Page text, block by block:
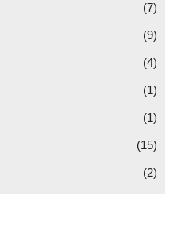
(7)
(9)
(4)
(1)
(1)
(15)
(2)